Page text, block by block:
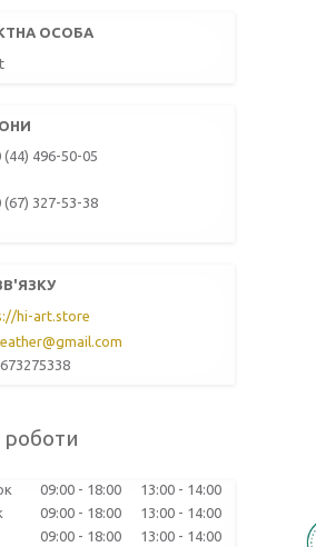
(44) 496-50-05
(67) 327-53-38
hi-art.store
роботи
09:00 18:00 13:00
14:00
09:00 18:00 13:00
14:00
09:00 18:00 13:00
14:00